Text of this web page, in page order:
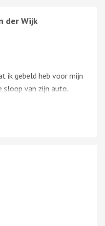
der Wijk
ik gebeld heb voor mijn
sloop van zijn auto.